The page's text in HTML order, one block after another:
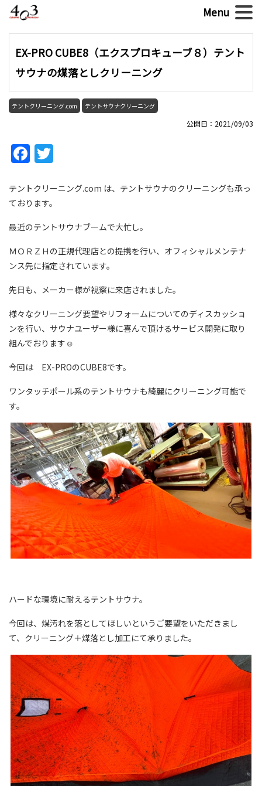
EX-PRO CUBE8（エクスプロキューブ８）テント
サウナの煤落としクリーニング
テントクリーニング.com テントサウナクリーニング
公開日：2021/09/03
Facebook
テントクリーニング.com は、テントサウナのクリーニングも承っ
ております。
最近のテントサウナブームで大忙し。
ＭＯＲＺＨの正規代理店との提携を行い、オフィシャルメンテナ
ンス先に指定されています。
先日も、メーカー様が視察に来店されました。
様々なクリーニング要望やリフォームについてのディスカッショ
ンを行い、サウナユーザー様に喜んで頂けるサービス開発に取り
組んでおります☺
今回は EX-PROのCUBE8です。
ワンタッチポール系のテントサウナも綺麗にクリーニング可能で
す。
ハードな環境に耐えるテントサウナ。
今回は、煤汚れを落としてほしいというご要望をいただきまし
て、クリーニング＋煤落とし加工にて承りました。